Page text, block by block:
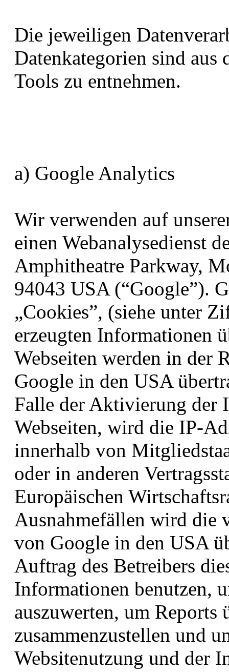
Die jeweiligen
Datenkategorien sind aus
Tools zu entnehmen.
a) Google Analytics
Wir verwenden auf
einen Webanalysedienst
Amphitheatre Parkway,
94043 USA (“Google”).
„Cookies”, (siehe unter
erzeugten Informationen
Webseiten werden in der
Google in den USA
Falle der Aktivierung der
Webseiten, wird die IP-
innerhalb von
oder in anderen
Europäischen
Ausnahmefällen wird die
von Google in den USA
Auftrag des Betreibers
Informationen benutzen,
auszuwerten, um Reports
zusammenzustellen und
Websitenutzung und der